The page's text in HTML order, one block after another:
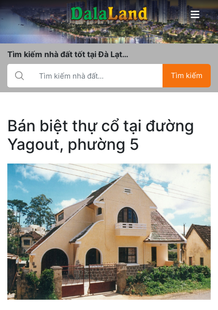
Tìm kiếm nhà đất tốt tại Đà Lạt…
Tìm kiếm
Bán biệt thự cổ tại đường
Yagout, phường 5